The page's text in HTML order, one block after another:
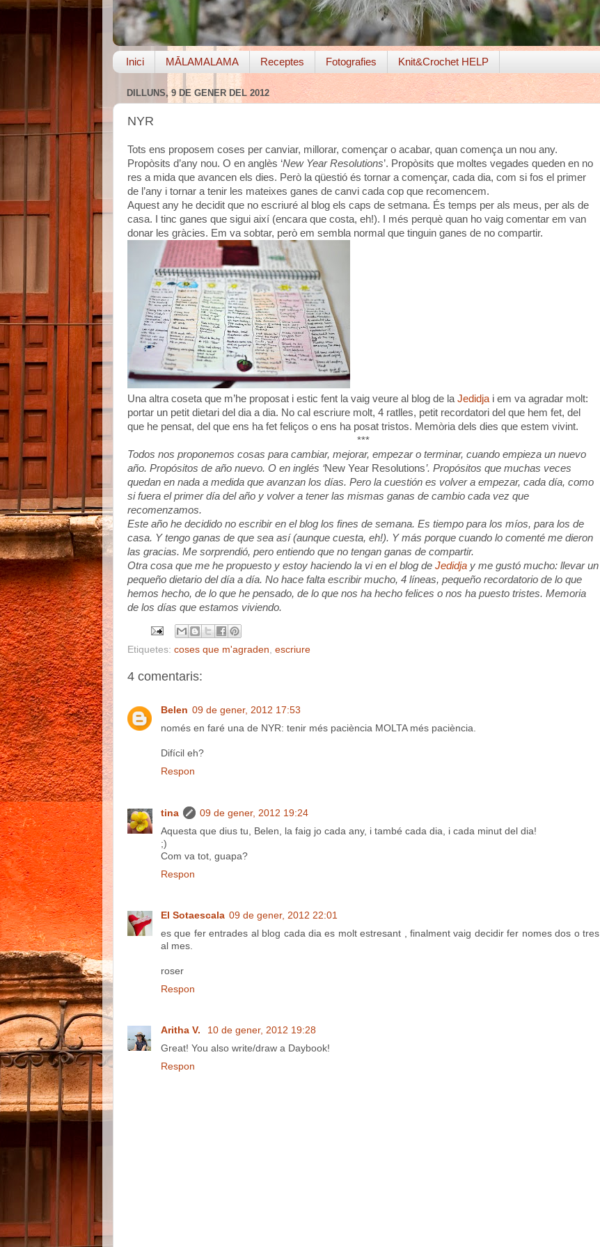
Inici MĀLAMALAMA Receptes Fotografies Knit&Crochet HELP
DILLUNS, 9 DE GENER DEL 2012
NYR
Tots ens proposem coses per canviar, millorar, començar o acabar, quan comença un nou any.
Propòsits d’any nou. O en anglès ‘New Year Resolutions’. Propòsits que moltes vegades queden en no
res a mida que avancen els dies. Però la qüestió és tornar a començar, cada dia, com si fos el primer
de l’any i tornar a tenir les mateixes ganes de canvi cada cop que recomencem.
Aquest any he decidit que no escriuré al blog els caps de setmana. És temps per als meus, per als de
casa. I tinc ganes que sigui així (encara que costa, eh!). I més perquè quan ho vaig comentar em van
donar les gràcies. Em va sobtar, però em sembla normal que tinguin ganes de no compartir.
Una altra coseta que m’he proposat i estic fent la vaig veure al blog de la Jedidja i em va agradar molt:
portar un petit dietari del dia a dia. No cal escriure molt, 4 ratlles, petit recordatori del que hem fet, del
que he pensat, del que ens ha fet feliços o ens ha posat tristos. Memòria dels dies que estem vivint.
***
Todos nos proponemos cosas para cambiar, mejorar, empezar o terminar, cuando empieza un nuevo
año. Propósitos de año nuevo. O en inglés ‘New Year Resolutions’. Propósitos que muchas veces
quedan en nada a medida que avanzan los días. Pero la cuestión es volver a empezar, cada día, como
si fuera el primer día del año y volver a tener las mismas ganas de cambio cada vez que
recomenzamos.
Este año he decidido no escribir en el blog los fines de semana. Es tiempo para los míos, para los de
casa. Y tengo ganas de que sea así (aunque cuesta, eh!). Y más porque cuando lo comenté me dieron
las gracias. Me sorprendió, pero entiendo que no tengan ganas de compartir.
Otra cosa que me he propuesto y estoy haciendo la vi en el blog de Jedidja y me gustó mucho: llevar un
pequeño dietario del día a día. No hace falta escribir mucho, 4 líneas, pequeño recordatorio de lo que
hemos hecho, de lo que he pensado, de lo que nos ha hecho felices o nos ha puesto tristes. Memoria
de los días que estamos viviendo.
Etiquetes: coses que m'agraden escriure
4 comentaris:
Belen 09 de gener, 2012 17:53
només en faré una de NYR: tenir més paciència MOLTA més paciència.
Difícil eh?
Respon
tina
09 de gener, 2012 19:24
Aquesta que dius tu, Belen, la faig jo cada any, i també cada dia, i cada minut del dia!
;)
Com va tot, guapa?
Respon
El Sotaescala 09 de gener, 2012 22:01
es que fer entrades al blog cada dia es molt estresant , finalment vaig decidir fer nomes dos o tres
al mes.
roser
Respon
Aritha V.
10 de gener, 2012 19:28
Great! You also write/draw a Daybook!
Respon